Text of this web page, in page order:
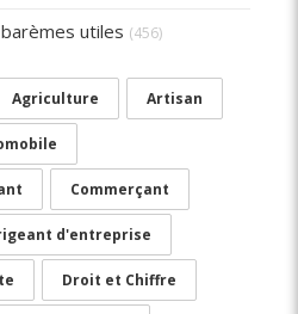
utiles (456)
Agriculture Artisan
Commerçant
d'entreprise
Droit et Chiffre